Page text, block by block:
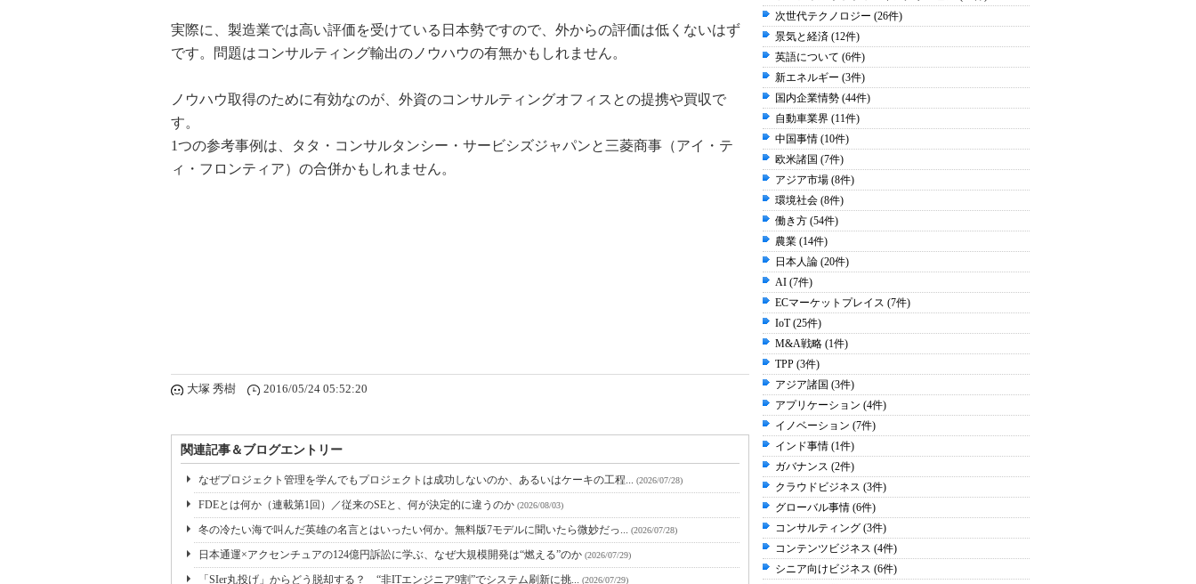
実際に、製造業では高い評価を受けている日本勢ですので、外からの評価は低くないはず
です。問題はコンサルティング輸出のノウハウの有無かもしれません。
ノウハウ取得のために有効なのが、外資のコンサルティングオフィスとの提携や買収で
す。
1つの参考事例は、タタ・コンサルタンシー・サービシズジャパンと三菱商事（アイ・テ
ィ・フロンティア）の合併かもしれません。
大塚 秀樹 2016/05/24 05:52:20
関連記事＆ブログエントリー
なぜプロジェクト管理を学んでもプロジェクトは成功しないのか、あるいはケーキの工程... (2026/07/28)
FDEとは何か（連載第1回）／従来のSEと、何が決定的に違うのか (2026/08/03)
冬の冷たい海で叫んだ英雄の名言とはいったい何か。無料版7モデルに聞いたら微妙だっ... (2026/07/28)
日本通運×アクセンチュアの124億円訴訟に学ぶ、なぜ大規模開発は“燃える”のか (2026/07/29)
「SIer丸投げ」からどう脱却する？ “非ITエンジニア9割”でシステム刷新に挑... (2026/07/29)
次世代テクノロジー (26件)
景気と経済 (12件)
英語について (6件)
新エネルギー (3件)
国内企業情勢 (44件)
自動車業界 (11件)
中国事情 (10件)
欧米諸国 (7件)
アジア市場 (8件)
環境社会 (8件)
働き方 (54件)
農業 (14件)
日本人論 (20件)
AI (7件)
ECマーケットプレイス (7件)
IoT (25件)
M&A戦略 (1件)
TPP (3件)
アジア諸国 (3件)
アプリケーション (4件)
イノベーション (7件)
インド事情 (1件)
ガバナンス (2件)
クラウドビジネス (3件)
グローバル事情 (6件)
コンサルティング (3件)
コンテンツビジネス (4件)
シニア向けビジネス (6件)